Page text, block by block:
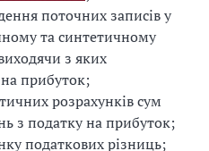
поточних записів у
та синтетичному
з яких
прибуток;
розрахунків сум
з податку на прибуток;
податкових різниць;